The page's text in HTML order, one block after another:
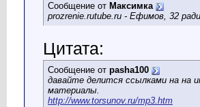
Сообщение от Максимка
prozrenie.rutube.ru - Ефимов, 32
Цитата:
Сообщение от pasha100
давайте делится ссылками на на
материалы.
http://www.torsunov.ru/mp3.htm